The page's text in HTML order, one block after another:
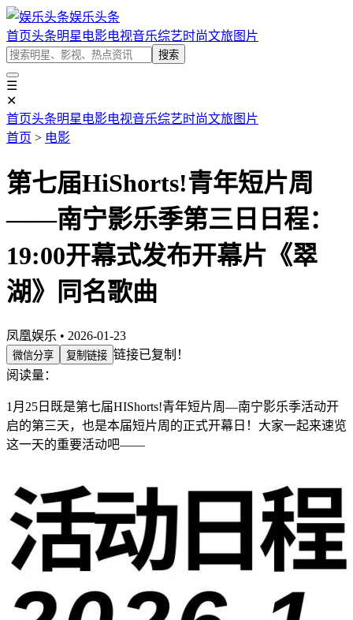
娱乐头条
首页头条明星 电影电视音乐综艺时尚文旅图片
搜索
☰
✕
首页头条明星 电影电视音乐综艺时尚文旅图片
首页 > 电影
第七届HiShorts!青年短片周
——南宁影乐季第三日日程：
19:00开幕式发布开幕片《翠
湖》同名歌曲
凤凰娱乐 • 2026-01-23
微信分享 复制链接 链接已复制！
阅读量：
1月25日既是第七届HIShorts!青年短片周—南宁影乐季活动开
启的第三天，也是本届短片周的正式开幕日！大家一起来速览
这一天的重要活动吧——